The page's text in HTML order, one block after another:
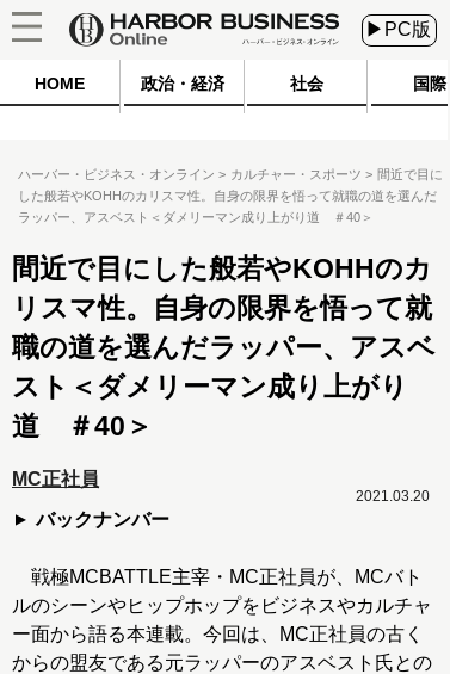
▶PC版
HOME 政治・経済 社会 国際
ハーバー・ビジネス・オンライン カルチャー・スポーツ
間近で目に
した般若やKOHHのカリスマ性。自身の限界を悟って就職の道を選んだ
ラッパー、アスベスト＜ダメリーマン成り上がり道 ＃40＞
間近で目にした般若やKOHHのカ
リスマ性。自身の限界を悟って就
職の道を選んだラッパー、アスベ
スト＜ダメリーマン成り上がり
道 ＃40＞
MC正社員
バックナンバー
2021.03.20
戦極MCBATTLE主宰・MC正社員が、MCバト
ルのシーンやヒップホップをビジネスやカルチャ
ー面から語る本連載。今回は、MC正社員の古く
からの盟友である元ラッパーのアスベスト氏との